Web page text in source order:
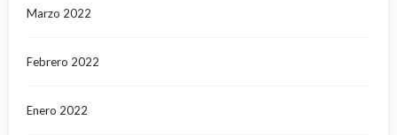
Marzo 2022
Febrero 2022
Enero 2022